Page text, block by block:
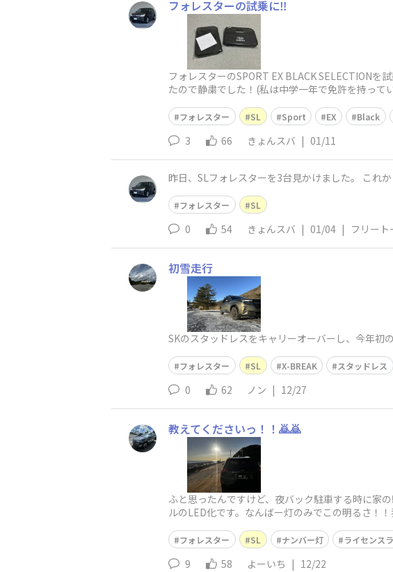
フォレスターの試乗に‼️
フォレスターのSPORT EX BLACK SELECTION
たので静粛でした！(私は中学一年で免許を持って
フォレスター SL Sport EX Black
3 66 きょんスバ | 01/11
昨日、SLフォレスターを3台見かけました。 これ
フォレスター SL
0 54 きょんスバ | 01/04 | フリート
初雪走行
SKのスタッドレスをキャリーオーバーし、今年初
フォレスター SL X-BREAK スタッドレス
0 62 ノン | 12/27
教えてくださいっ！！🙇🙇
ふと思ったんですけど、夜バック駐車する時に家
ルのLED化です。なんばー灯のみでこの明るさ！
フォレスター SL ナンバー灯 ライセンス
9 58 よーいち | 12/22